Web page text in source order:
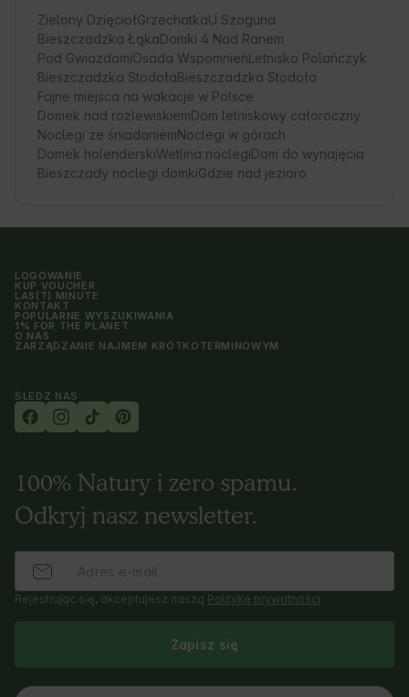
Zielony DzięciołGrzechatkaU Szoguna
Bieszczadzka ŁąkaDomki 4 Nad Ranem
Pod GwiazdamiOsada WspomnieńLetnisko Polańczyk
Bieszczadzka StodołaBieszczadzka Stodoła
Fajne miejsca na wakacje w Polsce
Domek nad rozlewiskiemDom letniskowy całoroczny
Noclegi ze śniadaniemNoclegi w górach
Domek holenderskiWetlina noclegiDom do wynajęcia
Bieszczady noclegi domkiGdzie nad jezioro
LOGOWANIE
KUP VOUCHER
LAS(T) MINUTE
KONTAKT
POPULARNE WYSZUKIWANIA
1% FOR THE PLANET
O NAS
ZARZĄDZANIE NAJMEM KRÓTKOTERMINOWYM
ŚLEDŹ NAS
100% Natury i zero spamu.
Odkryj nasz newsletter.
Rejestrując się, akceptujesz naszą Politykę prywatności.
Zapisz się